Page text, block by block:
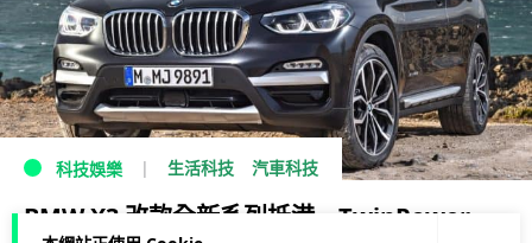
科技娛樂 生活科技 汽車科技
BMW X3 改款全新系列抵港 TwinPower